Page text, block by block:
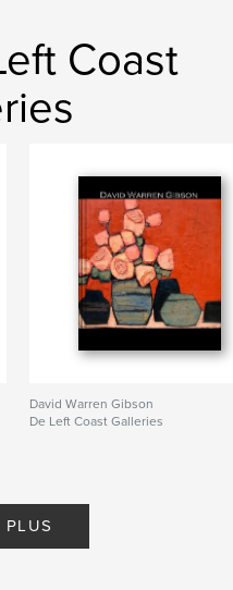
Coast
David Warren Gibson
De Left Coast Galleries
PLUS